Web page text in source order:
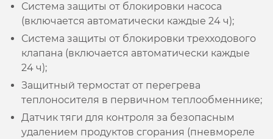
Система защиты от блокировки насоса
(включается автоматически каждые 24 ч);
Система защиты от блокировки трехходового
клапана (включается автоматически каждые
24 ч);
Защитный термостат от перегрева
теплоносителя в первичном теплообменнике;
Датчик тяги для контроля за безопасным
удалением продуктов сгорания (пневмореле